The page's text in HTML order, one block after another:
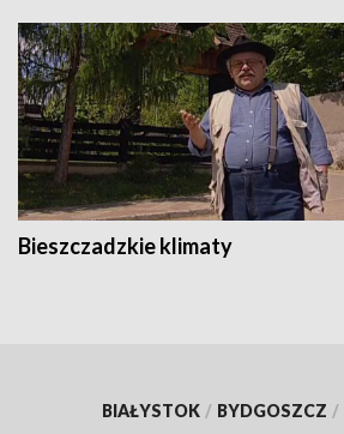
Bieszczadzkie klimaty
BIAŁYSTOK / BYDGOSZCZ /